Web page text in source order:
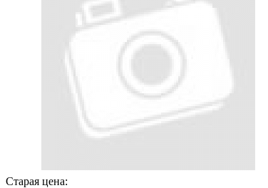
Старая цена: